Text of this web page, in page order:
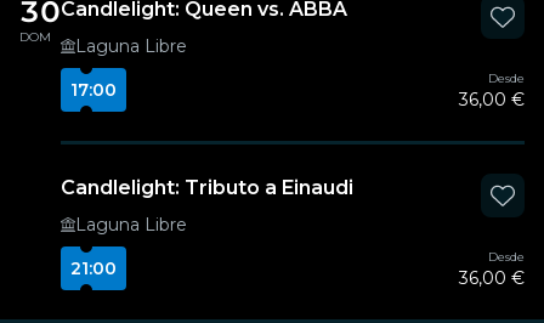
30
DOM
Candlelight: Queen vs. ABBA
Laguna Libre
17:00
Desde
36,00 €
Candlelight: Tributo a Einaudi
Laguna Libre
21:00
Desde
36,00 €